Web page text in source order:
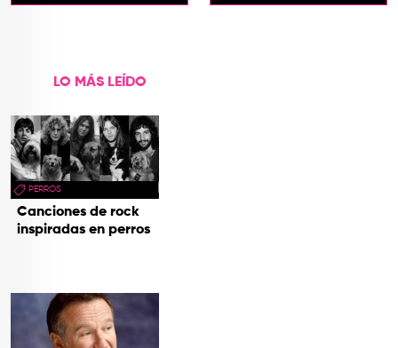
LO MÁS LEÍDO
PERROS
Canciones de rock
inspiradas en perros